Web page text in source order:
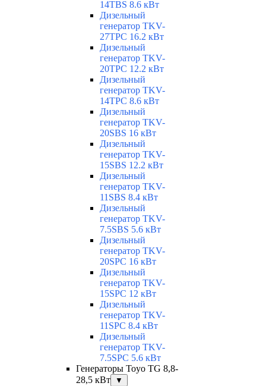
14TBS 8.6 кВт
Дизельный
генератор TKV-
27TPC 16.2 кВт
Дизельный
генератор TKV-
20TPC 12.2 кВт
Дизельный
генератор TKV-
14TPC 8.6 кВт
Дизельный
генератор TKV-
20SBS 16 кВт
Дизельный
генератор TKV-
15SBS 12.2 кВт
Дизельный
генератор TKV-
11SBS 8.4 кВт
Дизельный
генератор TKV-
7.5SBS 5.6 кВт
Дизельный
генератор TKV-
20SPC 16 кВт
Дизельный
генератор TKV-
15SPC 12 кВт
Дизельный
генератор TKV-
11SPC 8.4 кВт
Дизельный
генератор TKV-
7.5SPC 5.6 кВт
Генераторы Toyo TG 8,8-
28,5 кВт
▼